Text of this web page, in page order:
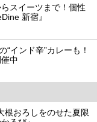
スイーツまで！個性
新宿』
インド辛”カレーも！
中
根おろしをのせた夏限